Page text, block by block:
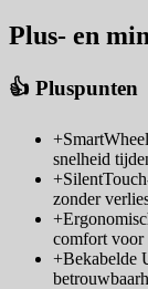
Plus- en
👍 Pluspunten
+
snelheid
+
zonder
+
comfort voor
+Bekabelde